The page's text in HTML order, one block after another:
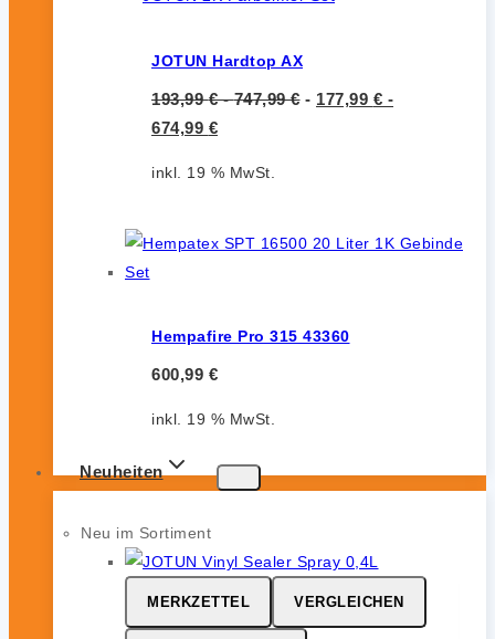
JOTUN Hardtop AX
193,99€-747,99€- 177,99 € -
674,99 €
inkl. 19 % MwSt.
Hempafire Pro 315 43360
600,99 €
inkl. 19 % MwSt.
Neuheiten
Neu im Sortiment
MERKZETTEL VERGLEICHEN